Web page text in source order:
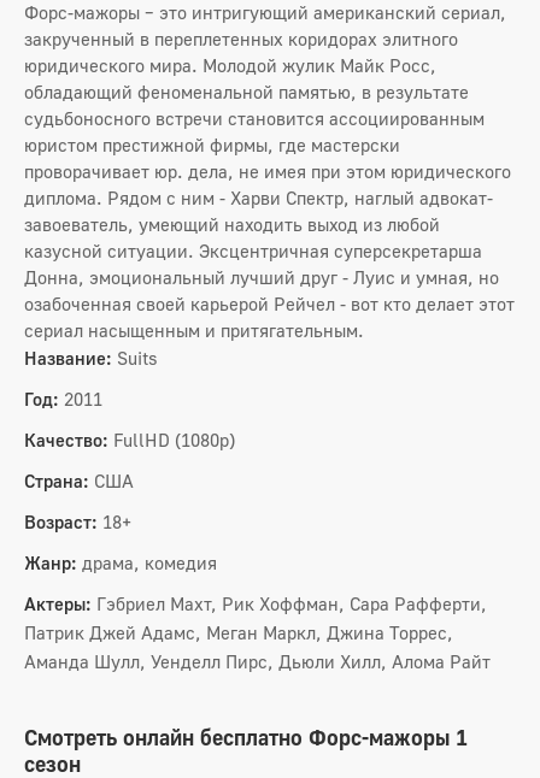
Форс-мажоры – это интригующий американский сериал,
закрученный в переплетенных коридорах элитного
юридического мира. Молодой жулик Майк Росс,
обладающий феноменальной памятью, в результате
судьбоносного встречи становится ассоциированным
юристом престижной фирмы, где мастерски
проворачивает юр. дела, не имея при этом юридического
диплома. Рядом с ним - Харви Спектр, наглый адвокат-
завоеватель, умеющий находить выход из любой
казусной ситуации. Эксцентричная суперсекретарша
Донна, эмоциональный лучший друг - Луис и умная, но
озабоченная своей карьерой Рейчел - вот кто делает этот
сериал насыщенным и притягательным.
Название: Suits
Год: 2011
Качество: FullHD (1080p)
Страна: США
Возраст: 18+
Жанр: драма, комедия
Актеры: Гэбриел Махт, Рик Хоффман, Сара Рафферти,
Патрик Джей Адамс, Меган Маркл, Джина Торрес,
Аманда Шулл, Уенделл Пирс, Дьюли Хилл, Алома Райт
Смотреть онлайн бесплатно Форс-мажоры 1
сезон